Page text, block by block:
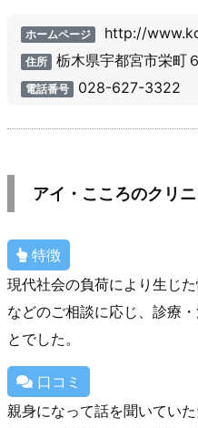
ホームページ http://
住所 栃木県宇都宮市栄町
電話番号 028-627-3322
アイ・こころのクリ
特徴
現代社会の負荷により生じ
などのご相談に応じ、診療
とでした。
口コミ
親身になって話を聞いてい